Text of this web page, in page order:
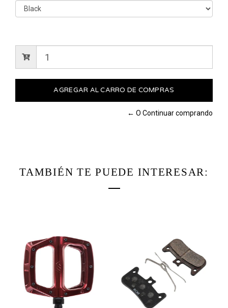
← O Continuar comprando
TAMBIÉN TE PUEDE INTERESAR: